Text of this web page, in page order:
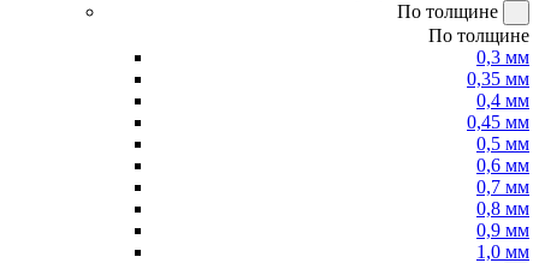
По толщине
По толщине
0,3 мм
0,35 мм
0,4 мм
0,45 мм
0,5 мм
0,6 мм
0,7 мм
0,8 мм
0,9 мм
1,0 мм